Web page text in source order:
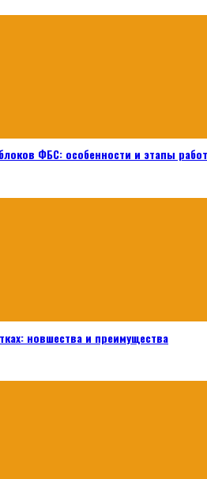
ФБС: особенности и этапы работ
новшества и преимущества